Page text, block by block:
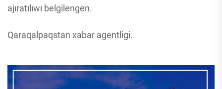
ajıratılıwı belgilengen.
Qaraqalpaqstan xabar agentligi.